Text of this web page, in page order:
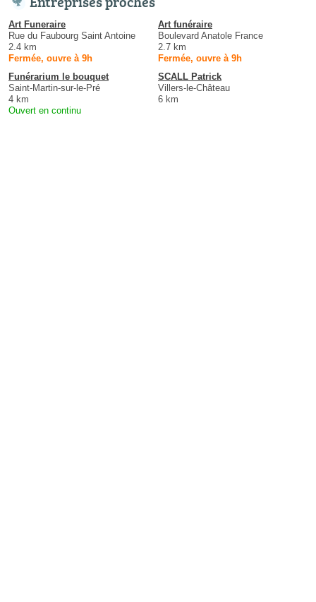
Art Funeraire
Rue du Faubourg Saint Antoine
2.4 km
Fermée, ouvre à 9h
Art funéraire
Boulevard Anatole France
2.7 km
Fermée, ouvre à 9h
Funérarium le bouquet
Saint-Martin-sur-le-Pré
4 km
Ouvert en continu
SCALL Patrick
Villers-le-Château
6 km